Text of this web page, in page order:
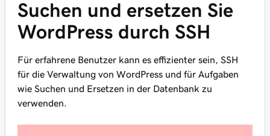
Suchen und ersetzen Sie
WordPress durch SSH
Für erfahrene Benutzer kann es effizienter sein, SSH
für die Verwaltung von WordPress und für Aufgaben
wie Suchen und Ersetzen in der Datenbank zu
verwenden.